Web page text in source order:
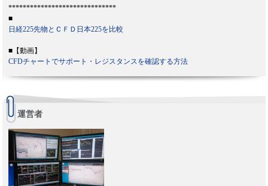
******************************
■
日経225先物とＣＦＤ日本225を比較
■【動画】
CFDチャートでサポート・レジスタンスを確認する方法
運営者